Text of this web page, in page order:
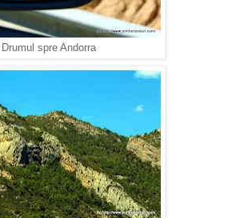
Drumul spre Andorra